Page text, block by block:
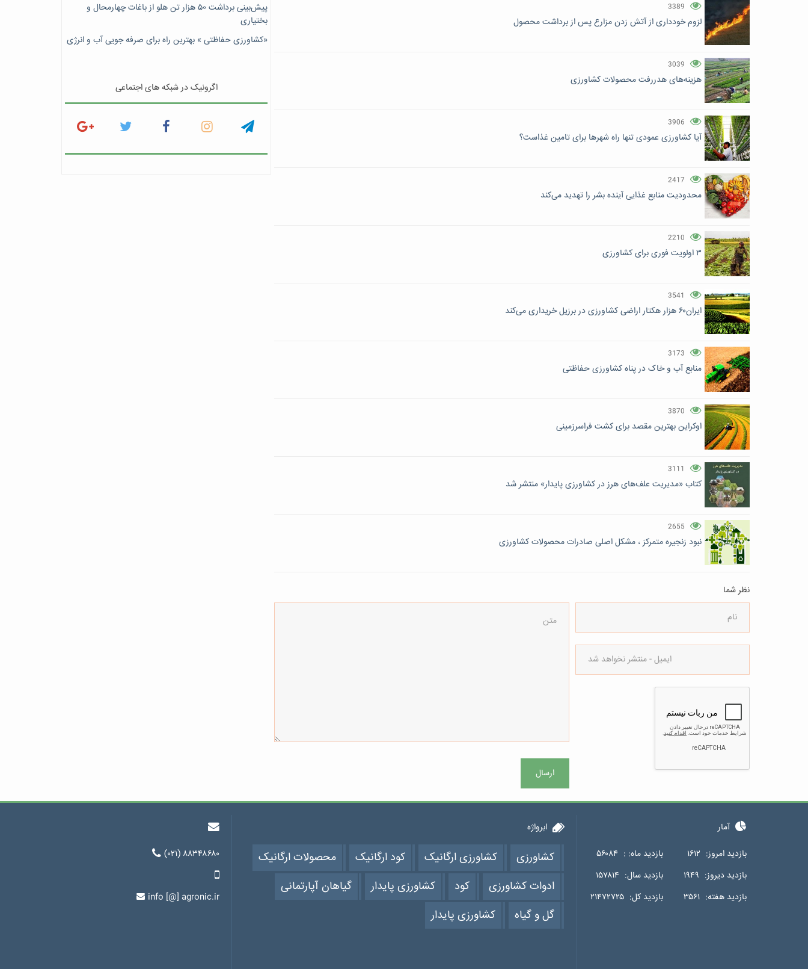
3389
لزوم خودداری از آتش زدن مزارع پس از برداشت محصول
3039
هزینه‌های هدررفت محصولات کشاورزی
3906
آیا کشاورزی عمودی تنها راه شهرها برای تامین غذاست؟
2417
محدودیت منابع غذایی آینده بشر را تهدید می‌کند
2210
۳ اولویت فوری برای کشاورزی
3541
ایران۶۰ هزار هکتار اراضی کشاورزی در برزیل خریداری می‌کند
3173
منابع آب و خاک در پناه کشاورزی حفاظتی
3870
اوکراین بهترین مقصد برای کشت فراسرزمینی
3111
کتاب «مدیریت علف‌های هرز در کشاورزی پایدار» منتشر شد
2655
نبود زنجیره متمرکز ، مشکل اصلی صادرات محصولات کشاورزی
نظر شما
ارسال
پیش‎‌بینی برداشت ۵۰ هزار تن هلو از باغات چهارمحال و
بختیاری
«کشاورزی حفاظتی » بهترین راه برای صرفه جویی آب و انرژی
اگرونیک در شبکه های اجتماعی
(۰۲۱) ۸۸۳۴۸۶۸۰
info [@] agronic.ir
ابرواژه
کشاورزی کشاورزی ارگانیک کود ارگانیک
محصولات ارگانیک
ادوات کشاورزی
کود کشاورزی پایدار
گیاهان آپارتمانی
گل و گیاه
کشاورزی پایدار
آمار
بازدید امروز: ۱۶۱۲ بازدید ماه: : ۵۶۰۸۴
بازدید دیروز: ۱۹۴۹ بازدید سال: ۱۵۷۸۱۴
بازدید هفته: ۳۵۶۱ بازدید کل: ۲۱۴۷۲۷۲۵